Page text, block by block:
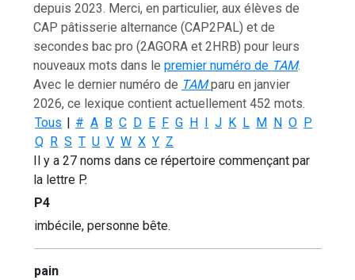
depuis 2023. Merci, en particulier, aux élèves de
CAP pâtisserie alternance (CAP2PAL) et de
secondes bac pro (2AGORA et 2HRB) pour leurs
nouveaux mots dans lepremier numéro de TAM.
Avec le dernier numéro de TAMparu en janvier
2026, ce lexique contient actuellement 452 mots.
Tous
# A B C D E F G H J K L M N O P
Q R S T U V W X Y Z
Il y a 27 noms dans ce répertoire commençant par
la lettre P.
P4
imbécile, personne bête.
pain